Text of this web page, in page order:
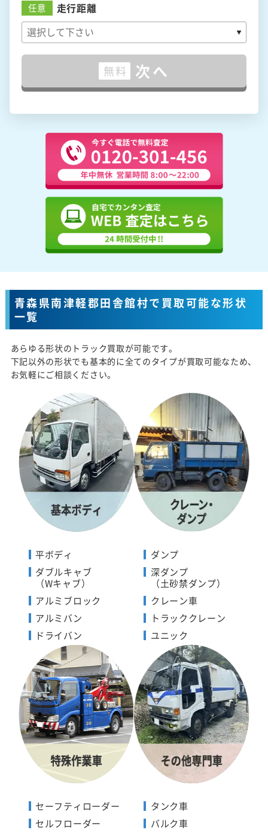
任意 走行距離
無料 次へ
青森県南津軽郡田舎館村で買取可能な形状
一覧
あらゆる形状のトラック買取が可能です。
下記以外の形状でも基本的に全てのタイプが買取可能なため、
お気軽にご相談ください。
平ボディ
ダブルキャブ
（Wキャブ）
アルミブロック
アルミバン
ドライバン
ダンプ
深ダンプ
（土砂禁ダンプ）
クレーン車
トラッククレーン
ユニック
セーフティローダー
セルフローダー
タンク車
バルク車